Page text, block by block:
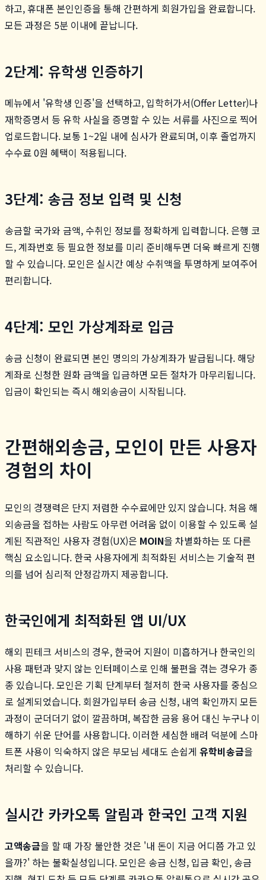
하고, 휴대폰 본인인증을 통해 간편하게 회원가입을 완료합니다.
모든 과정은 5분 이내에 끝납니다.
2단계: 유학생 인증하기
메뉴에서 '유학생 인증'을 선택하고, 입학허가서(Offer Letter)나
재학증명서 등 유학 사실을 증명할 수 있는 서류를 사진으로 찍어
업로드합니다. 보통 1~2일 내에 심사가 완료되며, 이후 졸업까지
수수료 0원 혜택이 적용됩니다.
3단계: 송금 정보 입력 및 신청
송금할 국가와 금액, 수취인 정보를 정확하게 입력합니다. 은행 코
드, 계좌번호 등 필요한 정보를 미리 준비해두면 더욱 빠르게 진행
할 수 있습니다. 모인은 실시간 예상 수취액을 투명하게 보여주어
편리합니다.
4단계: 모인 가상계좌로 입금
송금 신청이 완료되면 본인 명의의 가상계좌가 발급됩니다. 해당
계좌로 신청한 원화 금액을 입금하면 모든 절차가 마무리됩니다.
입금이 확인되는 즉시 해외송금이 시작됩니다.
간편해외송금, 모인이 만든 사용자
경험의 차이
모인의 경쟁력은 단지 저렴한 수수료에만 있지 않습니다. 처음 해
외송금을 접하는 사람도 아무런 어려움 없이 이용할 수 있도록 설
계된 직관적인 사용자 경험(UX)은 MOIN을 차별화하는 또 다른
핵심 요소입니다. 한국 사용자에게 최적화된 서비스는 기술적 편
의를 넘어 심리적 안정감까지 제공합니다.
한국인에게 최적화된 앱 UI/UX
해외 핀테크 서비스의 경우, 한국어 지원이 미흡하거나 한국인의
사용 패턴과 맞지 않는 인터페이스로 인해 불편을 겪는 경우가 종
종 있습니다. 모인은 기획 단계부터 철저히 한국 사용자를 중심으
로 설계되었습니다. 회원가입부터 송금 신청, 내역 확인까지 모든
과정이 군더더기 없이 깔끔하며, 복잡한 금융 용어 대신 누구나 이
해하기 쉬운 단어를 사용합니다. 이러한 세심한 배려 덕분에 스마
트폰 사용이 익숙하지 않은 부모님 세대도 손쉽게 유학비송금을
처리할 수 있습니다.
실시간 카카오톡 알림과 한국인 고객 지원
고액송금을 할 때 가장 불안한 것은 '내 돈이 지금 어디쯤 가고 있
을까?' 하는 불확실성입니다. 모인은 송금 신청, 입금 확인, 송금